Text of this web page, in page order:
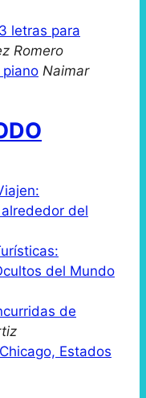
letras para
Romero
Naimar
del
del Mundo
de
Estados